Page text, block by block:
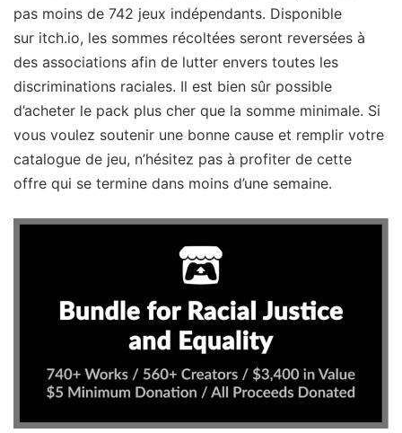
pas moins de 742 jeux indépendants. Disponible
sur itch.io, les sommes récoltées seront reversées à
des associations afin de lutter envers toutes les
discriminations raciales. Il est bien sûr possible
d’acheter le pack plus cher que la somme minimale. Si
vous voulez soutenir une bonne cause et remplir votre
catalogue de jeu, n’hésitez pas à profiter de cette
offre qui se termine dans moins d’une semaine.